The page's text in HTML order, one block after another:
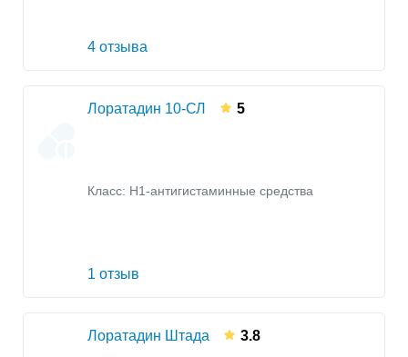
4 отзыва
Лоратадин 10-СЛ 5
Класс: H1-антигистаминные средства
1 отзыв
Лоратадин Штада 3.8